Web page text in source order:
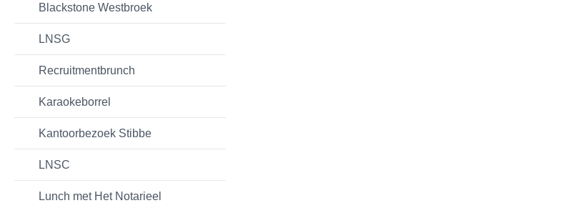
Blackstone Westbroek
LNSG
Recruitmentbrunch
Karaokeborrel
Kantoorbezoek Stibbe
LNSC
Lunch met Het Notarieel